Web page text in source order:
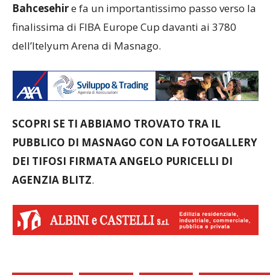
Bahcesehire fa un importantissimo passo verso la
finalissima di FIBA Europe Cup davanti ai 3780
dell’Itelyum Arena di Masnago.
SCOPRI SE TI ABBIAMO TROVATO TRA IL
PUBBLICO DI MASNAGO CON LA FOTOGALLERY
DEI TIFOSI FIRMATA ANGELO PURICELLI DI
AGENZIA BLITZ.